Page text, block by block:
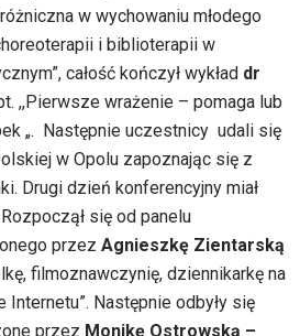
w wychowaniu młodego
i biblioterapii w
całość kończył wykład dr
,,Pierwsze wrażenie – pomaga lub
„. Następnie uczestnicy udali się
w Opolu zapoznając się z
Drugi dzień konferencyjny miał
się od panelu
przez Agnieszkę Zientarską
filmoznawczynię, dziennikarkę na
Następnie odbyły się
przez Monikę Ostrowską –